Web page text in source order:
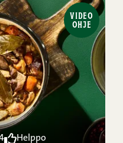
VIDEO
OHJE
Helppo